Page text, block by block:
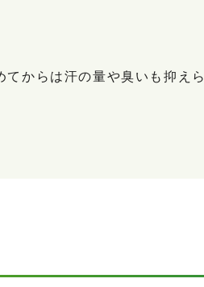
からは汗の量や臭いも抑えら